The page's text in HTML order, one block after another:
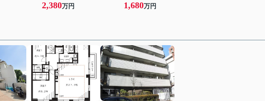
2,380万円 1,680万円